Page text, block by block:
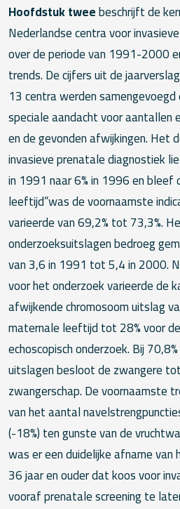
Hoofdstuk tweebeschrijft de
Nederlandse centra voor
over de periode van 1991-2000
trends. De cijfers uit de
13 centra werden
speciale aandacht voor aantallen
en de gevonden afwijkingen. Het
invasieve prenatale diagnostiek
in 1991 naar 6% in 1996 en
leeftijd”was de voornaamste
varieerde van 69,2% tot 73,3%.
onderzoeksuitslagen bedroeg
van 3,6 in 1991 tot 5,4 in 2000.
voor het onderzoek varieerde de
afwijkende chromosoom uitslag
maternale leeftijd tot 28% voor
echoscopisch onderzoek. Bij
uitslagen besloot de zwangere
zwangerschap. De voornaamste
van het aantal
(-18%) ten gunste van de
was er een duidelijke afname
36 jaar en ouder dat koos voor
vooraf prenatale screening te